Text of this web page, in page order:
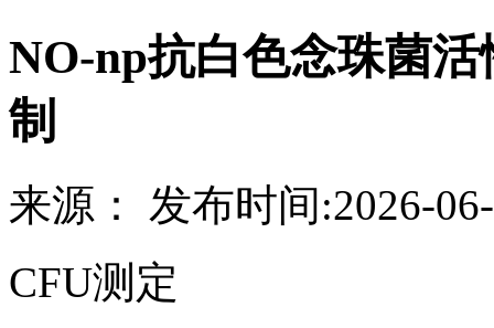
NO-np抗白色念珠菌
制
来源： 发布时间:2026-
CFU测定